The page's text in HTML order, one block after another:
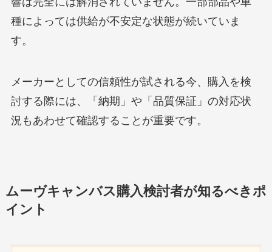
種によっては供給が不安定な状態が続いていま
す。
メーカーとしての信頼性が試される今、購入を検
討する際には、「納期」や「品質保証」の対応状
況もあわせて確認することが重要です。
ムーヴキャンバス購入検討者が知るべきポ
イント